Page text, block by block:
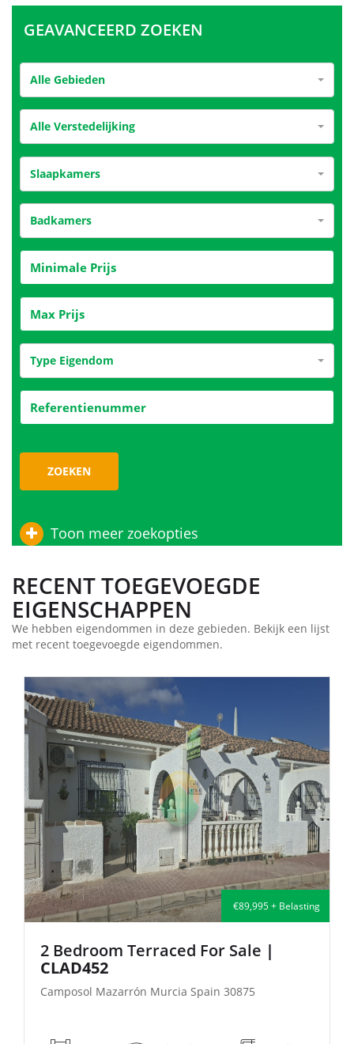
GEAVANCEERD ZOEKEN
Alle Gebieden
Alle Verstedelijking
Slaapkamers
Badkamers
Type Eigendom
ZOEKEN
Toon meer zoekopties
RECENT TOEGEVOEGDE
EIGENSCHAPPEN
We hebben eigendommen in deze gebieden. Bekijk een lijst
met recent toegevoegde eigendommen.
€89,995 + Belasting
For Sale|
Spain 30875
2 Bedroom
Camposol Mazarrón